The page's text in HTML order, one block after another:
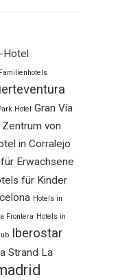
Hotel
Familienhotels
Hotel Gran Vía
von
in Corralejo
Erwachsene
für Kinder
Hotels in
Frontera Hotels in
Iberostar
Strand La